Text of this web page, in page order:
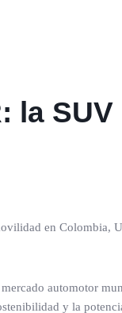
la
en Colombia,
automotor
y la